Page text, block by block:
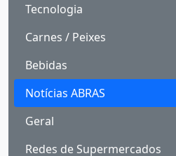
Tecnologia
Carnes / Peixes
Bebidas
Notícias ABRAS
Geral
Redes de Supermercados